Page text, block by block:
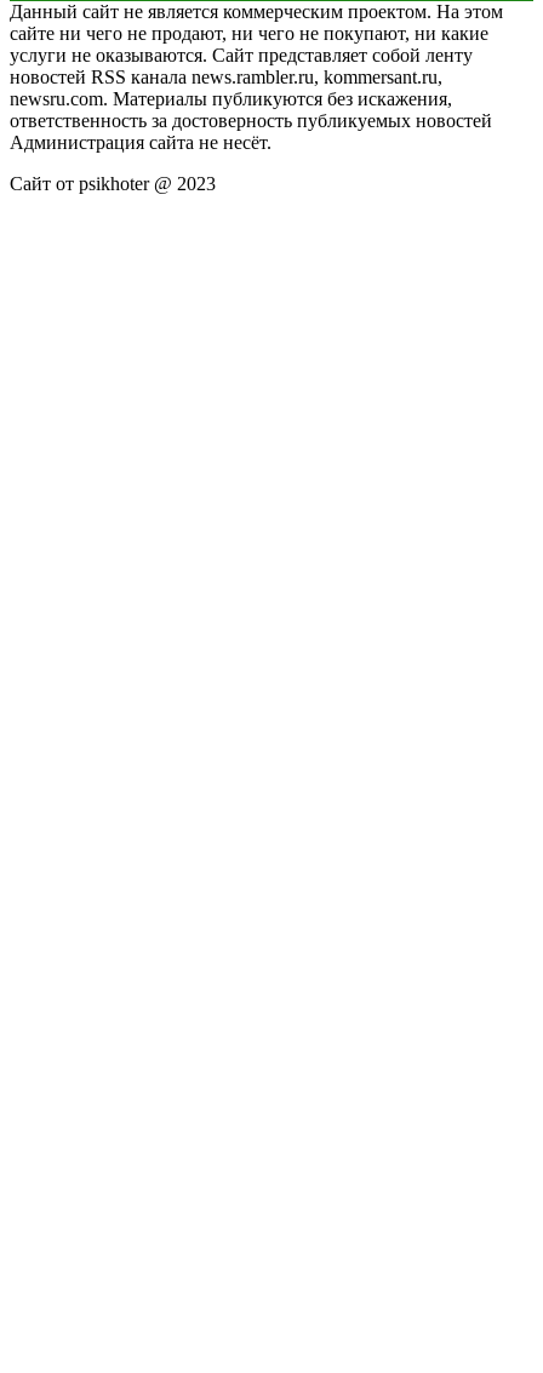
Данный сайт не является коммерческим проектом. На этом
сайте ни чего не продают, ни чего не покупают, ни какие
услуги не оказываются. Сайт представляет собой ленту
новостей RSS канала news.rambler.ru, kommersant.ru,
newsru.com. Материалы публикуются без искажения,
ответственность за достоверность публикуемых новостей
Администрация сайта не несёт.
Сайт от psikhoter @ 2023